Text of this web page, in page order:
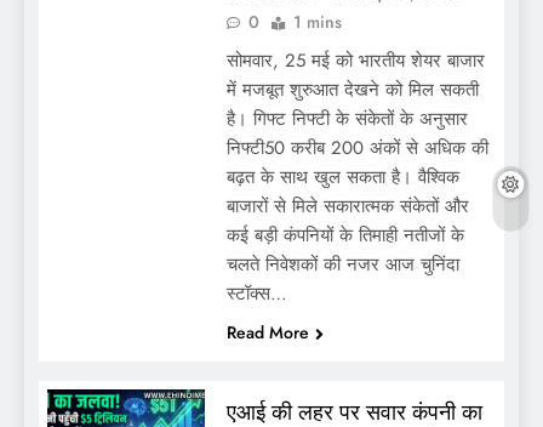
0
1 mins
सोमवार, 25 मई को भारतीय शेयर बाजार
में मजबूत शुरुआत देखने को मिल सकती
है। गिफ्ट निफ्टी के संकेतों के अनुसार
निफ्टी50 करीब 200 अंकों से अधिक की
बढ़त के साथ खुल सकता है। वैश्विक
बाजारों से मिले सकारात्मक संकेतों और
कई बड़ी कंपनियों के तिमाही नतीजों के
चलते निवेशकों की नजर आज चुनिंदा
स्टॉक्स…
Read More
एआई की लहर पर सवार कंपनी का